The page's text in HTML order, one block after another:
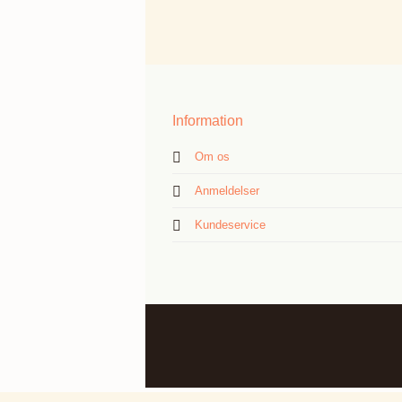
Information
Om os
Anmeldelser
Kundeservice